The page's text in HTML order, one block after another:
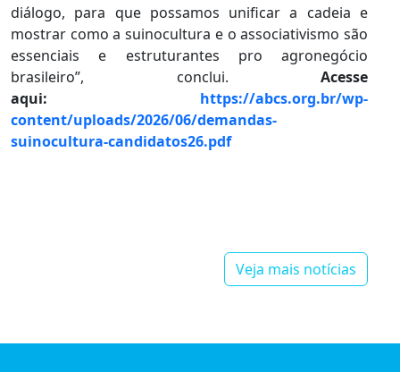
diálogo, para que possamos unificar a cadeia e
mostrar como a suinocultura e o associativismo são
essenciais e estruturantes pro agronegócio
brasileiro”, conclui.
Acesse
aqui:
https://abcs.org.br/wp-
content/uploads/2026/06/demandas-
suinocultura-candidatos26.pdf
Veja mais notícias